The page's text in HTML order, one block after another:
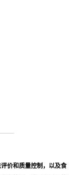
价和质量控制，以及食